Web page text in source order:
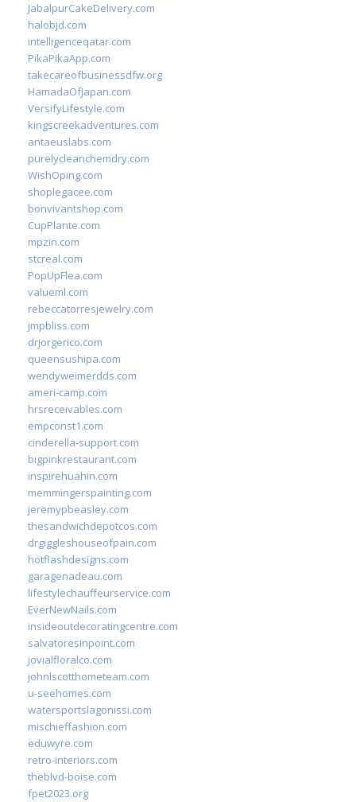
JabalpurCakeDelivery.com
halobjd.com
intelligenceqatar.com
PikaPikaApp.com
takecareofbusinessdfw.org
HamadaOfJapan.com
VersifyLifestyle.com
kingscreekadventures.com
antaeuslabs.com
purelycleanchemdry.com
WishOping.com
shoplegacee.com
bonvivantshop.com
CupPlante.com
mpzin.com
stcreal.com
PopUpFlea.com
valueml.com
rebeccatorresjewelry.com
jmpbliss.com
drjorgerico.com
queensushipa.com
wendyweimerdds.com
ameri-camp.com
hrsreceivables.com
empconst1.com
cinderella-support.com
bigpinkrestaurant.com
inspirehuahin.com
memmingerspainting.com
jeremypbeasley.com
thesandwichdepotcos.com
drgiggleshouseofpain.com
hotflashdesigns.com
garagenadeau.com
lifestylechauffeurservice.com
EverNewNails.com
insideoutdecoratingcentre.com
salvatoresinpoint.com
jovialfloralco.com
johnlscotthometeam.com
u-seehomes.com
watersportslagonissi.com
mischieffashion.com
eduwyre.com
retro-interiors.com
theblvd-boise.com
fpet2023.org